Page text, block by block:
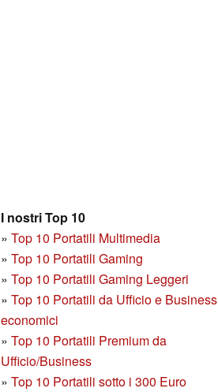
I nostri Top 10
» Top 10 Portatili Multimedia
» Top 10 Portatili Gaming
» Top 10 Portatili Gaming Leggeri
» Top 10 Portatili da Ufficio e Business
economici
» Top 10 Portatili Premium da
Ufficio/Business
» Top 10 Portatili sotto i 300 Euro